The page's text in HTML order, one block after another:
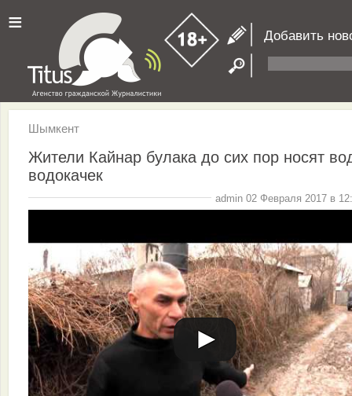
≡ Добавить
Шымкент
Жители Кайнар булака до сих пор носят
водокачек
admin 02 Февраля 2017 в